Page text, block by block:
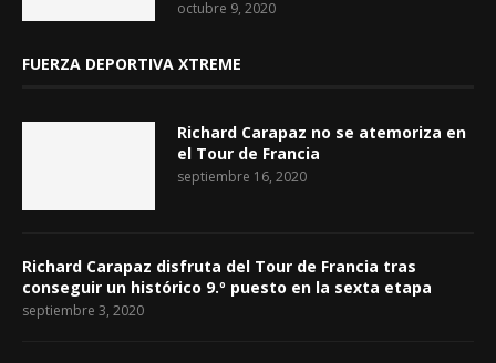
octubre 9, 2020
FUERZA DEPORTIVA XTREME
Richard Carapaz no se atemoriza en
el Tour de Francia
septiembre 16, 2020
Richard Carapaz disfruta del Tour de Francia tras
conseguir un histórico 9.º puesto en la sexta etapa
septiembre 3, 2020